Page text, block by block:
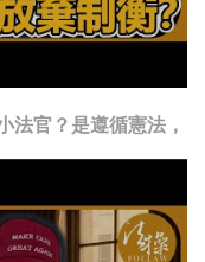
法官？是遵循憲法，